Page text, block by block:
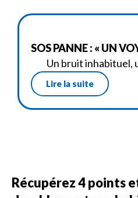
SOS PANNE : « UN
Un bruit inhabituel,
Lire la suite
Récupérez 4 points